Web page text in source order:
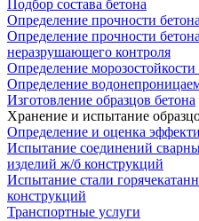
Подбор состава бетона
Определение прочности
Определение прочности
неразрушающего контроля
Определение морозостойкости
Определение
Изготовление образцов бетона
Хранение и испытание
Определение и оценка
Испытание соединений
изделий ж/б конструкций
Испытание стали
конструкций
Транспортные услуги